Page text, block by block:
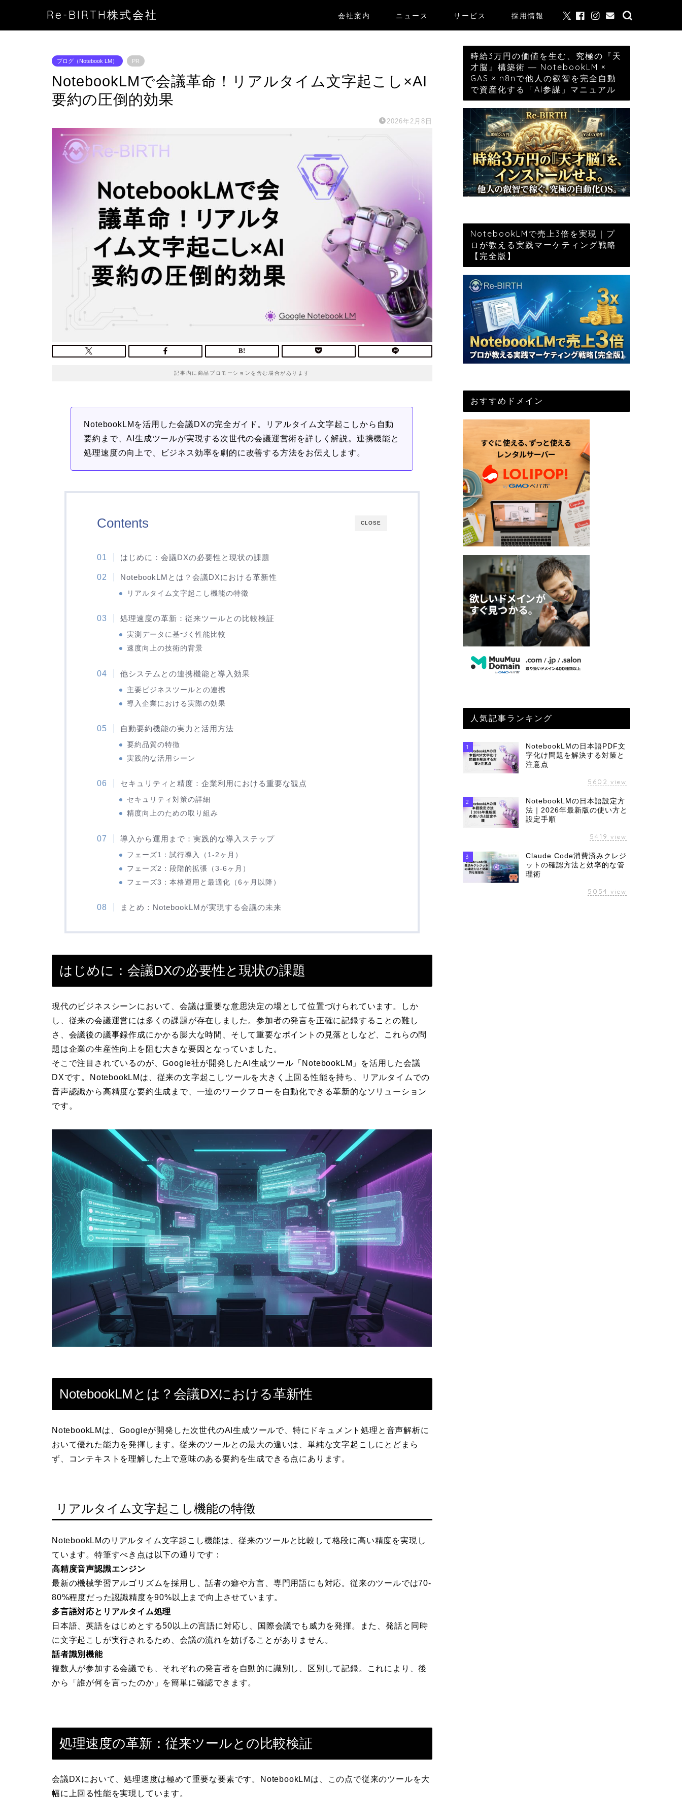
Re-BIRTH株式会社 会社案内 ニュース サービス 採用情報
ブログ（Notebook LM） PR
NotebookLMで会議革命！リアルタイム文字起こし×AI
要約の圧倒的効果
2026年2月8日
記事内に商品プロモーションを含む場合があります
NotebookLMを活用した会議DXの完全ガイド。リアルタイム文字起こしから自動
要約まで、AI生成ツールが実現する次世代の会議運営術を詳しく解説。連携機能と
処理速度の向上で、ビジネス効率を劇的に改善する方法をお伝えします。
CLOSE
Contents
はじめに：会議DXの必要性と現状の課題
NotebookLMとは？会議DXにおける革新性
リアルタイム文字起こし機能の特徴
処理速度の革新：従来ツールとの比較検証
実測データに基づく性能比較
速度向上の技術的背景
他システムとの連携機能と導入効果
主要ビジネスツールとの連携
導入企業における実際の効果
自動要約機能の実力と活用方法
要約品質の特徴
実践的な活用シーン
セキュリティと精度：企業利用における重要な観点
セキュリティ対策の詳細
精度向上のための取り組み
導入から運用まで：実践的な導入ステップ
フェーズ1：試行導入（1-2ヶ月）
フェーズ2：段階的拡張（3-6ヶ月）
フェーズ3：本格運用と最適化（6ヶ月以降）
まとめ：NotebookLMが実現する会議の未来
はじめに：会議DXの必要性と現状の課題
現代のビジネスシーンにおいて、会議は重要な意思決定の場として位置づけられています。しか
し、従来の会議運営には多くの課題が存在しました。参加者の発言を正確に記録することの難し
さ、会議後の議事録作成にかかる膨大な時間、そして重要なポイントの見落としなど、これらの問
題は企業の生産性向上を阻む大きな要因となっていました。
そこで注目されているのが、Google社が開発したAI生成ツール「NotebookLM」を活用した会議
DXです。NotebookLMは、従来の文字起こしツールを大きく上回る性能を持ち、リアルタイムでの
音声認識から高精度な要約生成まで、一連のワークフローを自動化できる革新的なソリューション
です。
NotebookLMとは？会議DXにおける革新性
NotebookLMは、Googleが開発した次世代のAI生成ツールで、特にドキュメント処理と音声解析に
おいて優れた能力を発揮します。従来のツールとの最大の違いは、単純な文字起こしにとどまら
ず、コンテキストを理解した上で意味のある要約を生成できる点にあります。
リアルタイム文字起こし機能の特徴
NotebookLMのリアルタイム文字起こし機能は、従来のツールと比較して格段に高い精度を実現し
ています。特筆すべき点は以下の通りです：
高精度音声認識エンジン
最新の機械学習アルゴリズムを採用し、話者の癖や方言、専門用語にも対応。従来のツールでは70-
80%程度だった認識精度を90%以上まで向上させています。
多言語対応とリアルタイム処理
日本語、英語をはじめとする50以上の言語に対応し、国際会議でも威力を発揮。また、発話と同時
に文字起こしが実行されるため、会議の流れを妨げることがありません。
話者識別機能
複数人が参加する会議でも、それぞれの発言者を自動的に識別し、区別して記録。これにより、後
から「誰が何を言ったのか」を簡単に確認できます。
処理速度の革新：従来ツールとの比較検証
会議DXにおいて、処理速度は極めて重要な要素です。NotebookLMは、この点で従来のツールを大
幅に上回る性能を実現しています。
時給3万円の価値を生む、究極の『天
才脳』構築術 ― NotebookLM ×
GAS × n8nで他人の叡智を完全自動
で資産化する「AI参謀」マニュアル
NotebookLMで売上3倍を実現｜プ
ロが教える実践マーケティング戦略
【完全版】
おすすめドメイン
人気記事ランキング
1
NotebookLMの日本語PDF文
字化け問題を解決する対策と
注意点
5602 view
2
NotebookLMの日本語設定方
法｜2026年最新版の使い方と
設定手順
5419 view
3
Claude Code消費済みクレジ
ットの確認方法と効率的な管
理術
5054 view